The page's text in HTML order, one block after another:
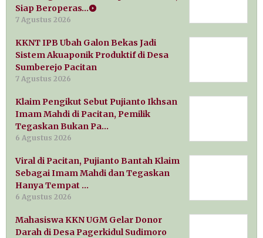
Siap Beroperas…
7 Agustus 2026
KKNT IPB Ubah Galon Bekas Jadi
Sistem Akuaponik Produktif di Desa
Sumberejo Pacitan
7 Agustus 2026
Klaim Pengikut Sebut Pujianto Ikhsan
Imam Mahdi di Pacitan, Pemilik
Tegaskan Bukan Pa…
6 Agustus 2026
Viral di Pacitan, Pujianto Bantah Klaim
Sebagai Imam Mahdi dan Tegaskan
Hanya Tempat …
6 Agustus 2026
Mahasiswa KKN UGM Gelar Donor
Darah di Desa Pagerkidul Sudimoro